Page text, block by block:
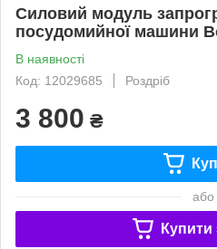
Силовий модуль
посудомийної машини
В наявності
Код: 12029685
Роздріб
3 800 ₴
або
Купити